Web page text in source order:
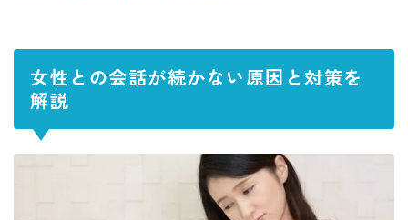
女性との会話が続かない原因と対策を
解説